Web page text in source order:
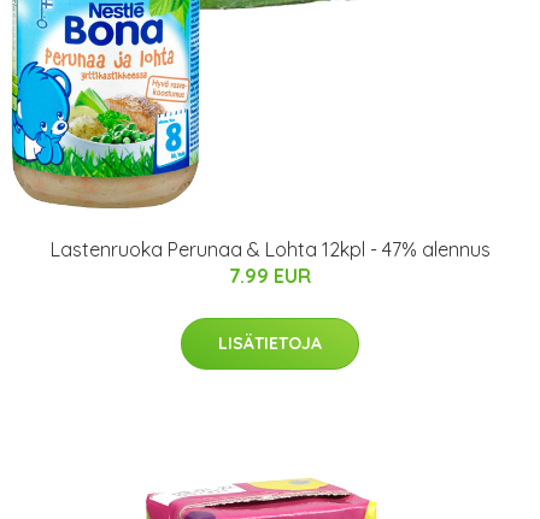
Lastenruoka Perunaa & Lohta 12kpl - 47% alennus
7.99 EUR
LISÄTIETOJA